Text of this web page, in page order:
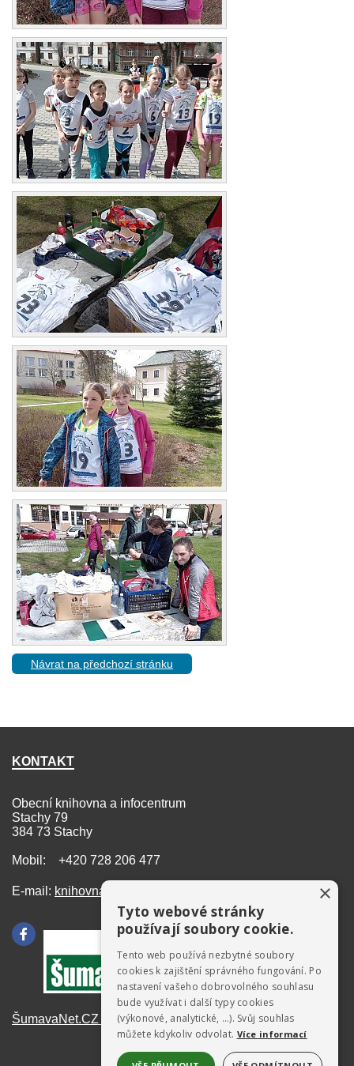
Návrat na předchozí stránku
KONTAKT
Obecní knihovna a infocentrum
Stachy 79
384 73 Stachy
Mobil: +420 728 206 477
E-mail: knihovna@stachy.net
ŠumavaNet.CZ - informace o regionu
×
Tyto webové stránky
používají soubory cookie.
Tento web používá nezbytné soubory
cookies k zajištění správného fungování. Po
nastavení vašeho dobrovolného souhlasu
bude využívat i další typy cookies
(výkonové, analytické, …). Svůj souhlas
můžete kdykoliv odvolat. Více informací